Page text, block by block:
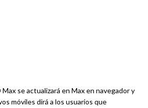
Max se actualizará en Max en navegador y
móviles dirá a los usuarios que